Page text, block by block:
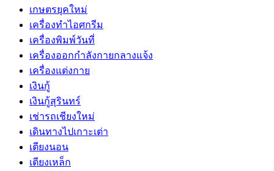
เกษตรยุคใหม่
เครื่องทำไอศกรีม
เครื่องพิมพ์วันที่
เครื่องออกกำลังกายกลางแจ้ง
เครื่องแต่งกาย
เงินกู้
เงินกู้สุรินทร์
เช่ารถเชียงใหม่
เดินทางไปเกาะเต่า
เตียงนอน
เตียงเหล็ก